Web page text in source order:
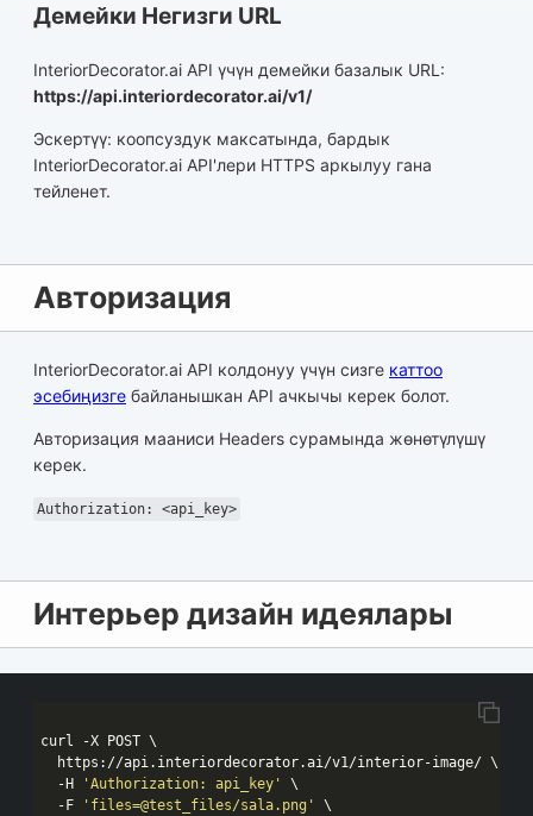
Демейки Негизги URL
InteriorDecorator.ai API үчүн демейки базалык URL:
https://api.interiordecorator.ai/v1/
Эскертүү: коопсуздук максатында, бардык
InteriorDecorator.ai API'лери HTTPS аркылуу гана
тейленет.
Авторизация
InteriorDecorator.ai API колдонуу үчүн сизге каттоо
эсебиңизге байланышкан API ачкычы керек болот.
Авторизация мааниси Headers сурамында жөнөтүлүшү
керек.
Authorization: <api_key>
Интерьер дизайн идеялары
curl -X POST \
  https://api.interiordecorator.ai/v1/interior-image/ \
  -H
'Authorization: api_key'
\
  -F
'files=@test_files/sala.png'
\